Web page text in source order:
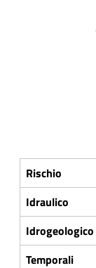
Rischio
Idraulico
Idrogeologico
Temporali